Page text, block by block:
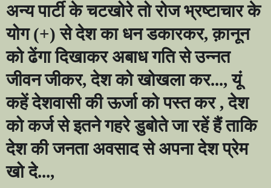
अन्य पार्टी के चटखोरे तो रोज भ्रष्टाचार के
योग (+) से देश का धन डकारकर,क़ानून
को ढेंगा दिखाकर अबाध गति से उन्नत
जीवन जीकर,देश को खोखला कर...,यूं
कहें देशवासी की ऊर्जा को पस्त कर ,देश
को कर्ज से इतने गहरे डुबोते जा रहें हैं ताकि
देश की जनता अवसाद से अपना देश प्रेम
खो दे...,